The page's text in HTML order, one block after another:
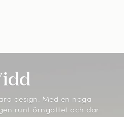
design. Med en noga
runt örngottet och där